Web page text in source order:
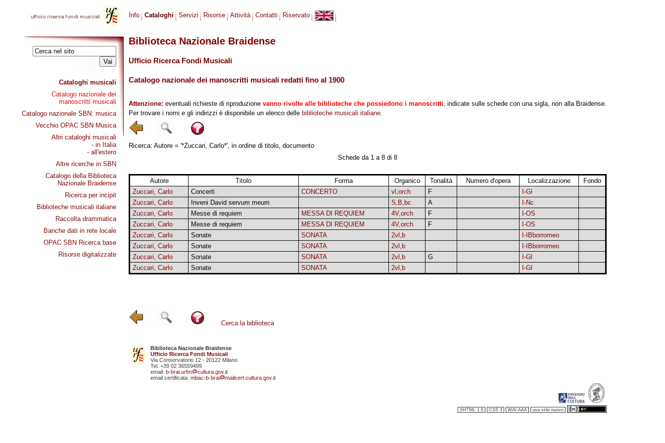
Cataloghi musicali
Catalogo nazionale dei
manoscritti musicali
Catalogo nazionale SBN: musica
Vecchio OPAC SBN Musica
Altri cataloghi musicali
- in Italia
- all'estero
Altre ricerche in SBN
Catalogo della Biblioteca
Nazionale Braidense
Ricerca per incipit
Biblioteche musicali italiane
Raccolta drammatica
Banche dati in rete locale
OPAC SBN Ricerca base
Risorse digitalizzate
Info Cataloghi Servizi Risorse Attività Contatti Riservato
Biblioteca Nazionale Braidense
Ufficio Ricerca Fondi Musicali
Catalogo nazionale dei manoscritti musicali redatti fino al 1900
Attenzione: eventuali richieste di riproduzione vanno rivolte alle biblioteche che possiedono i manoscritti, indicate sulle schede con una sigla, non alla Braidense.
Per trovare i nomi e gli indirizzi è disponibile un elenco delle biblioteche musicali italiane.
Ricerca: Autore = '*Zuccari, Carlo*', in ordine di titolo, documento
Schede da 1 a 8 di 8
Autore Titolo Forma Organico Tonalità Numero d'opera Localizzazione
Fondo
Zuccari, Carlo
Concerti CONCERTO vl,orch F
I-Gl
Zuccari, Carlo
Inveni David servum meum S,B,bc A
I-Nc
Zuccari, Carlo
Messe di requiem MESSA DI REQUIEM 4V,orch F
I-OS
Zuccari, Carlo
Messe di requiem MESSA DI REQUIEM 4V,orch F
I-OS
Zuccari, Carlo
Sonate SONATA 2vl,b
I-IBborromeo
Zuccari, Carlo
Sonate SONATA 2vl,b
I-IBborromeo
Zuccari, Carlo
Sonate SONATA 2vl,b G
I-Gl
Zuccari, Carlo
Sonate SONATA 2vl,b I-Gl
Cerca la biblioteca
Biblioteca Nazionale Braidense
Ufficio Ricerca Fondi Musicali
Via Conservatorio 12 - 20122 Milano
Tel. +39 02 36559499
email: b-brai.urfm
cultura.gov.it
email certificata: mbac-b-brai mailcert.cultura.gov.it
XHTML 1.0 CSS 3 WAI-AAA usa stile nuovo